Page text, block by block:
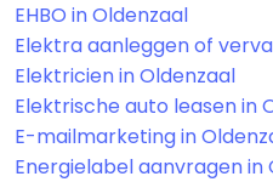
EHBO in Oldenzaal
Elektra aanleggen of
Elektricien in Oldenzaal
Elektrische auto leasen in
E-mailmarketing in
Energielabel aanvragen in